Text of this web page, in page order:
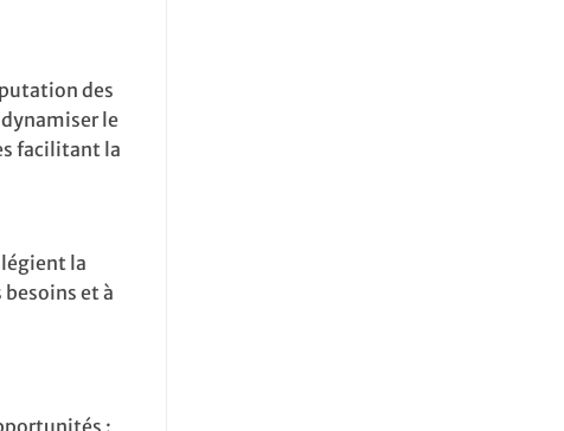
des
le
facilitant la
la
et à
: